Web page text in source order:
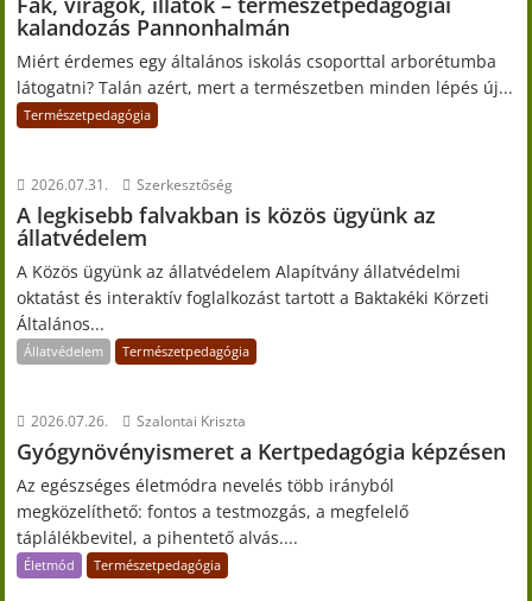
kalandozás Pannonhalmán
Miért érdemes egy általános iskolás csoporttal arborétumba
látogatni? Talán azért, mert a természetben minden lépés új...
Természetpedagógia
2026.07.31. Szerkesztőség
A legkisebb falvakban is közös ügyünk az
állatvédelem
A Közös ügyünk az állatvédelem Alapítvány állatvédelmi
oktatást és interaktív foglalkozást tartott a Baktakéki Körzeti
Általános...
Állatvédelem Természetpedagógia
2026.07.26. Szalontai Kriszta
Gyógynövényismeret a Kertpedagógia képzésen
Az egészséges életmódra nevelés több irányból
megközelíthető: fontos a testmozgás, a megfelelő
táplálékbevitel, a pihentető alvás....
Életmód Természetpedagógia